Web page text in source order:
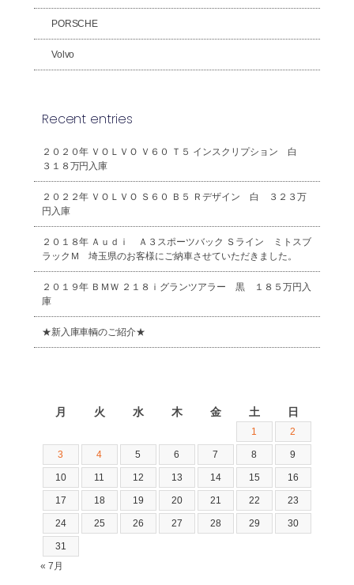
PORSCHE
Volvo
Recent entries
２０２０年 ＶＯＬＶＯ Ｖ６０ Ｔ５ インスクリプション 白
３１８万円入庫
２０２２年 ＶＯＬＶＯ Ｓ６０ Ｂ５ Ｒデザイン 白 ３２３万
円入庫
２０１８年 Ａｕｄｉ Ａ３スポーツバック Ｓライン ミトスブ
ラックＭ 埼玉県のお客様にご納車させていただきました。
２０１９年 ＢＭＷ ２１８ｉグランツアラー 黒 １８５万円入
庫
★新入庫車輌のご紹介★
月 火 水 木 金 土 日
1 2
3 4 5 6 7 8 9
10 11 12 13 14 15 16
17 18 19 20 21 22 23
24 25 26 27 28 29 30
31
« 7月